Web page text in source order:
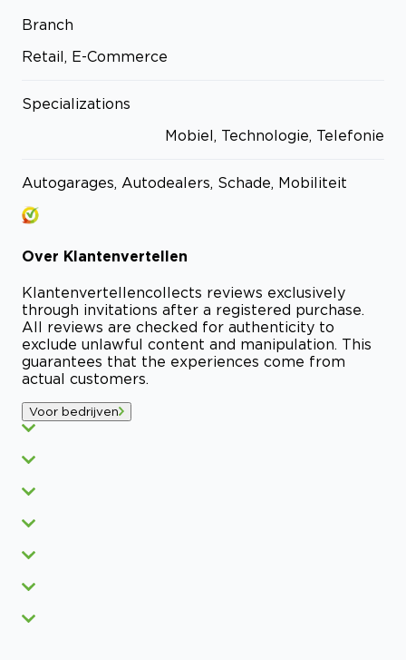
Branch
Retail, E-Commerce
Specializations
Mobiel, Technologie, Telefonie
Autogarages, Autodealers, Schade, Mobiliteit
Over Klantenvertellen
Klantenvertellencollects reviews exclusively
through invitations after a registered purchase.
All reviews are checked for authenticity to
exclude unlawful content and manipulation. This
guarantees that the experiences come from
actual customers.
Voor bedrijven